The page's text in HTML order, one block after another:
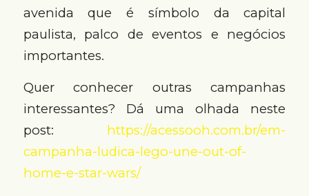
avenida que é símbolo da capital
paulista, palco de eventos e negócios
importantes.
Quer conhecer outras campanhas
interessantes? Dá uma olhada neste
post: https://acessooh.com.br/em-
campanha-ludica-lego-une-out-of-
home-e-star-wars/